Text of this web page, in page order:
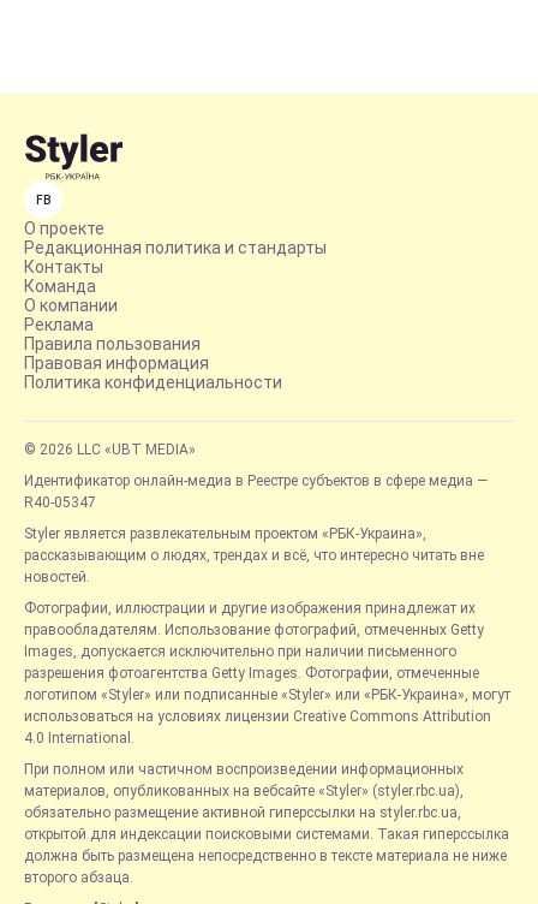
FB
О проекте
Редакционная политика и стандарты
Контакты
Команда
О компании
Реклама
Правила пользования
Правовая информация
Политика конфиденциальности
© 2026 LLC «UBT MEDIA»
Идентификатор онлайн-медиа в Реестре субъектов в сфере медиа —
R40-05347
Styler является развлекательным проектом «РБК-Украина»,
рассказывающим о людях, трендах и всё, что интересно читать вне
новостей.
Фотографии, иллюстрации и другие изображения принадлежат их
правообладателям. Использование фотографий, отмеченных Getty
Images, допускается исключительно при наличии письменного
разрешения фотоагентства Getty Images. Фотографии, отмеченные
логотипом «Styler» или подписанные «Styler» или «РБК-Украина», могут
использоваться на условиях лицензии Creative Commons Attribution
4.0 International.
При полном или частичном воспроизведении информационных
материалов, опубликованных на вебсайте «Styler» (styler.rbc.ua),
обязательно размещение активной гиперссылки на styler.rbc.ua,
открытой для индексации поисковыми системами. Такая гиперссылка
должна быть размещена непосредственно в тексте материала не ниже
второго абзаца.